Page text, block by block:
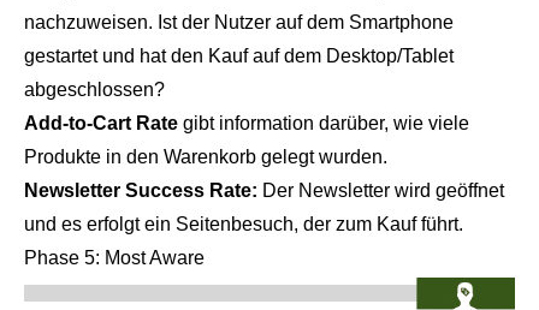
nachzuweisen. Ist der Nutzer auf dem Smartphone
gestartet und hat den Kauf auf dem Desktop/Tablet
abgeschlossen?
Add-to-Cart Rate gibt information darüber, wie viele
Produkte in den Warenkorb gelegt wurden.
Newsletter Success Rate: Der Newsletter wird geöffnet
und es erfolgt ein Seitenbesuch, der zum Kauf führt.
Phase 5: Most Aware